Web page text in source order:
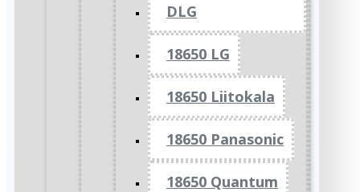
DLG
18650 LG
18650 Liitokala
18650 Panasonic
18650 Quantum